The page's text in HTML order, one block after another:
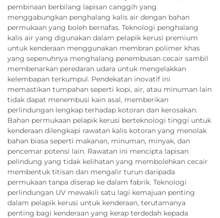
pembinaan berbilang lapisan canggih yang
menggabungkan penghalang kalis air dengan bahan
permukaan yang boleh bernafas. Teknologi penghalang
kalis air yang digunakan dalam pelapik kerusi premium
untuk kenderaan menggunakan membran polimer khas
yang sepenuhnya menghalang penembusan cecair sambil
membenarkan peredaran udara untuk mengelakkan
kelembapan terkumpul. Pendekatan inovatif ini
memastikan tumpahan seperti kopi, air, atau minuman lain
tidak dapat menembusi kain asal, memberikan
perlindungan lengkap terhadap kotoran dan kerosakan.
Bahan permukaan pelapik kerusi berteknologi tinggi untuk
kenderaan dilengkapi rawatan kalis kotoran yang menolak
bahan biasa seperti makanan, minuman, minyak, dan
pencemar potensi lain. Rawatan ini mencipta lapisan
pelindung yang tidak kelihatan yang membolehkan cecair
membentuk titisan dan mengalir turun daripada
permukaan tanpa diserap ke dalam fabrik. Teknologi
perlindungan UV mewakili satu lagi kemajuan penting
dalam pelapik kerusi untuk kenderaan, terutamanya
penting bagi kenderaan yang kerap terdedah kepada